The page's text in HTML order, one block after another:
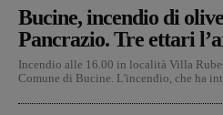
Bucine, incendio di
Pancrazio. Tre ettari
Incendio alle 16.00 in località Villa
Comune di Bucine. L'incendio, che ha